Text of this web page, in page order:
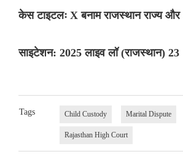
केस टाइटलः X बनाम राजस्थान राज्य
साइटेशन: 2025 लाइव लॉ (राजस्थान) 23
Tags Child Custody Marital Dispute
Rajasthan High Court